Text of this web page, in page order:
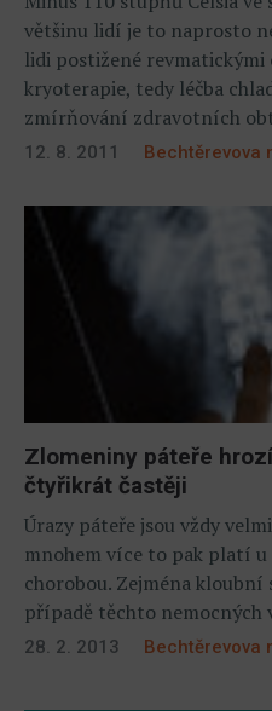
většinu lidí je to naprosto
lidi postižené revmatickými
kryoterapie, tedy léčba
zmírňování zdravotních
12. 8. 2011 Bechtěrevova
Zlomeniny páteře
čtyřikrát častěji
Úrazy páteře jsou vždy
mnohem více to pak platí
chorobou. Zejména
případě těchto nemocných
28. 2. 2013 Bechtěrevova